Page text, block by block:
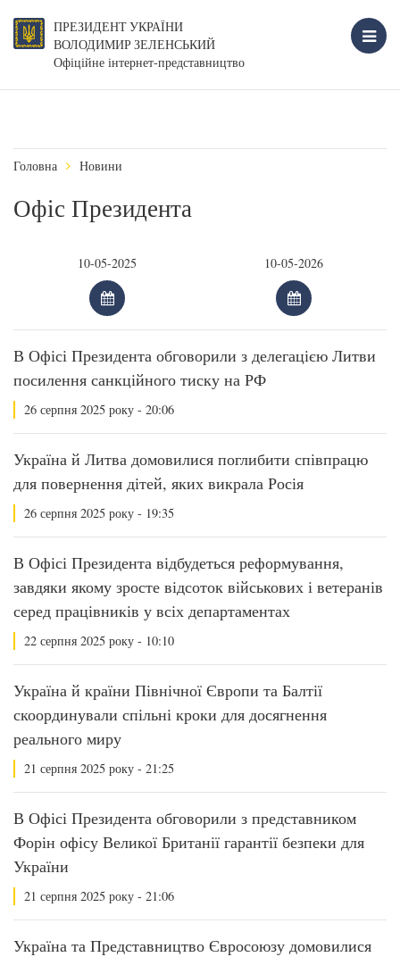
ПРЕЗИДЕНТ УКРАЇНИ
ВОЛОДИМИР ЗЕЛЕНСЬКИЙ
Офіційне інтернет-представництво
Головна Новини
Офіс Президента
В Офісі Президента обговорили з делегацією Литви
посилення санкційного тиску на РФ
26 серпня 2025 року - 20:06
Україна й Литва домовилися поглибити співпрацю
для повернення дітей, яких викрала Росія
26 серпня 2025 року - 19:35
В Офісі Президента відбудеться реформування,
завдяки якому зросте відсоток військових і ветеранів
серед працівників у всіх департаментах
22 серпня 2025 року - 10:10
Україна й країни Північної Європи та Балтії
скоординували спільні кроки для досягнення
реального миру
21 серпня 2025 року - 21:25
В Офісі Президента обговорили з представником
Форін офісу Великої Британії гарантії безпеки для
України
21 серпня 2025 року - 21:06
Україна та Представництво Євросоюзу домовилися